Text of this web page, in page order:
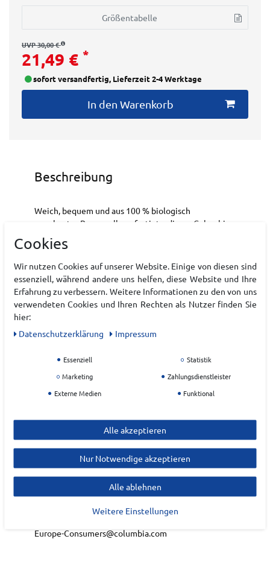
Größentabelle
UVP 30,00 €
21,49 € *
sofort versandfertig, Lieferzeit 2-4 Werktage
In den Warenkorb
Beschreibung
Weich, bequem und aus 100 % biologisch
angebauter Baumwolle gefertigt – dieses Columbia
Herren-T-Shirt eignet sich perfekt für den Alltag.
Unser klassisches Logo auf der Vorderseite und eine
Outdoor-Grafik auf der Rückseite verleihen dem T-
Shirt einen starken Look.
Aus biologisch angebauter Baumwolle
hergestellt
Art.-ID:22225232
Materialzusammensetzung: 100% Baumwolle
EU Verantwortlicher
Columbia Sportswear GmbH
München
Europe-Consumers@columbia.com
Cookies
Wir nutzen Cookies auf unserer Website. Einige von diesen sind
essenziell, während andere uns helfen, diese Website und Ihre
Erfahrung zu verbessern. Weitere Informationen zu den von uns
verwendeten Cookies und Ihren Rechten als Nutzer finden Sie
hier:
Daten­schutz­erklärung
Impressum
Essenziell
Statistik
Marketing
Zahlungsdienstleister
Externe Medien
Funktional
Alle akzeptieren
Nur Notwendige akzeptieren
Alle ablehnen
Weitere Einstellungen